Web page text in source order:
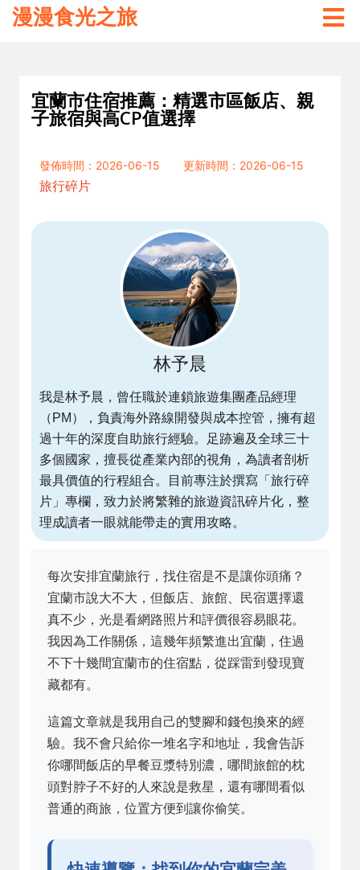
漫漫食光之旅
宜蘭市住宿推薦：精選市區飯店、親
子旅宿與高CP值選擇
發佈時間：2026-06-15
更新時間：2026-06-15
旅行碎片
林予晨
我是林予晨，曾任職於連鎖旅遊集團產品經理
（PM），負責海外路線開發與成本控管，擁有超
過十年的深度自助旅行經驗。足跡遍及全球三十
多個國家，擅長從產業內部的視角，為讀者剖析
最具價值的行程組合。目前專注於撰寫「旅行碎
片」專欄，致力於將繁雜的旅遊資訊碎片化，整
理成讀者一眼就能帶走的實用攻略。
每次安排宜蘭旅行，找住宿是不是讓你頭痛？
宜蘭市說大不大，但飯店、旅館、民宿選擇還
真不少，光是看網路照片和評價很容易眼花。
我因為工作關係，這幾年頻繁進出宜蘭，住過
不下十幾間宜蘭市的住宿點，從踩雷到發現寶
藏都有。
這篇文章就是我用自己的雙腳和錢包換來的經
驗。我不會只給你一堆名字和地址，我會告訴
你哪間飯店的早餐豆漿特別濃，哪間旅館的枕
頭對脖子不好的人來說是救星，還有哪間看似
普通的商旅，位置方便到讓你偷笑。